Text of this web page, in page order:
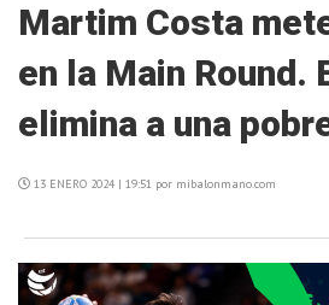
Martim Costa
en la Main Round.
elimina a una
13 ENERO 2024 | 19:51 por mibalonmano.com